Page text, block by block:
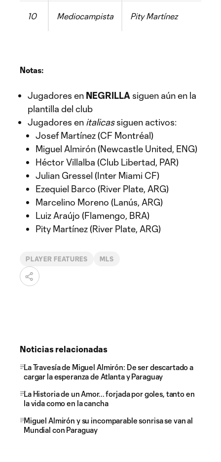
10 Mediocampista Pity Martínez
Notas:
Jugadores en NEGRILLA siguen aún en la
plantilla del club
Jugadores en italicassiguen activos:
Josef Martínez (CF Montréal)
Miguel Almirón (Newcastle United, ENG)
Héctor Villalba (Club Libertad, PAR)
Julian Gressel (Inter Miami CF)
Ezequiel Barco (River Plate, ARG)
Marcelino Moreno (Lanús, ARG)
Luiz Araújo (Flamengo, BRA)
Pity Martínez (River Plate, ARG)
PLAYER FEATURES MLS
Noticias relacionadas
La Travesía de Miguel Almirón: De ser descartado a
cargar la esperanza de Atlanta y Paraguay
La Historia de un Amor... forjada por goles, tanto en
la vida como en la cancha
Miguel Almirón y su incomparable sonrisa se van al
Mundial con Paraguay